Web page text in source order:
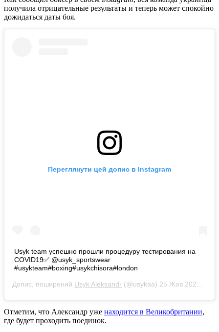
получила отрицательные результаты и теперь может спокойно
дожидаться даты боя.
Переглянути цей допис в Instagram
Usyk team успешно прошли процедуру тестирования на
COVID19✅ @usyk_sportswear
#usykteam#boxing#usykchisora#london
Допис, поширений Usyk Aleksandr (@usykaa) 25 Жов 2020 р. о 6:41 PDT
Отметим, что Александр уже находится в Великобритании,
где будет проходить поединок.